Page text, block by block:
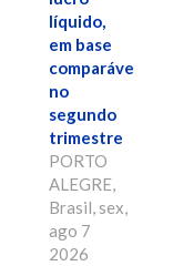
líquido,
em base
comparável,
no
segundo
trimestre
PORTO
ALEGRE,
Brasil, sex,
ago 7
2026